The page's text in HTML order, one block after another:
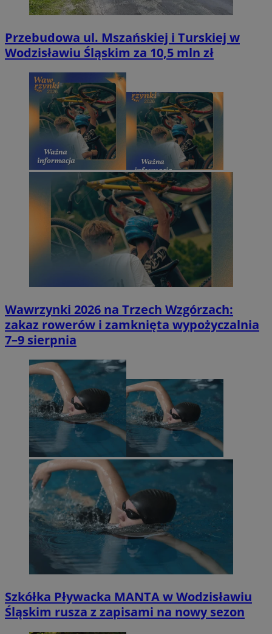
Przebudowa ul. Mszańskiej i Turskiej w
Wodzisławiu Śląskim za 10,5 mln zł
Wawrzynki 2026 na Trzech Wzgórzach:
zakaz rowerów i zamknięta wypożyczalnia
7–9 sierpnia
Szkółka Pływacka MANTA w Wodzisławiu
Śląskim rusza z zapisami na nowy sezon